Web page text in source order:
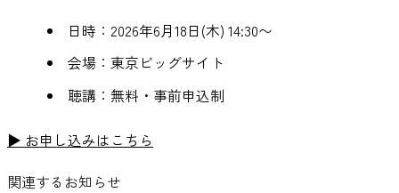
日時：2026年6月18日(木) 14:30〜
会場：東京ビッグサイト
聴講：無料・事前申込制
▶ お申し込みはこちら
関連するお知らせ